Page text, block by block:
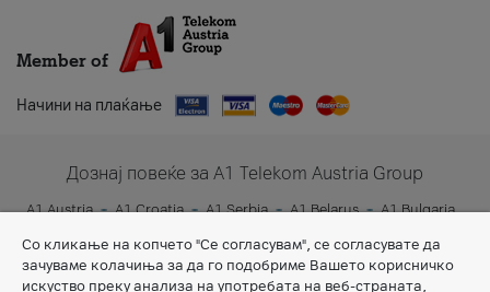
Member of
Начини на плаќање
Дознај повеќе за A1 Telekom Austria Group
A1 Austria A1 Croatia A1 Serbia A1 Belarus
A1 Bulgaria
Со кликање на копчето "Се согласувам", се согласувате да
зачуваме колачиња за да го подобриме Вашето корисничко
искуство преку анализа на употребата на веб-страната,